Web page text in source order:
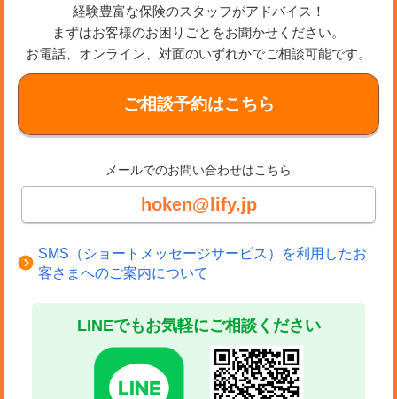
経験豊富な保険のスタッフがアドバイス！
まずはお客様のお困りごとをお聞かせください。
お電話、オンライン、対面のいずれかでご相談可能です。
ご相談予約はこちら
メールでのお問い合わせはこちら
hoken@lify.jp
SMS（ショートメッセージサービス）を利用したお
客さまへのご案内について
LINEでもお気軽にご相談ください